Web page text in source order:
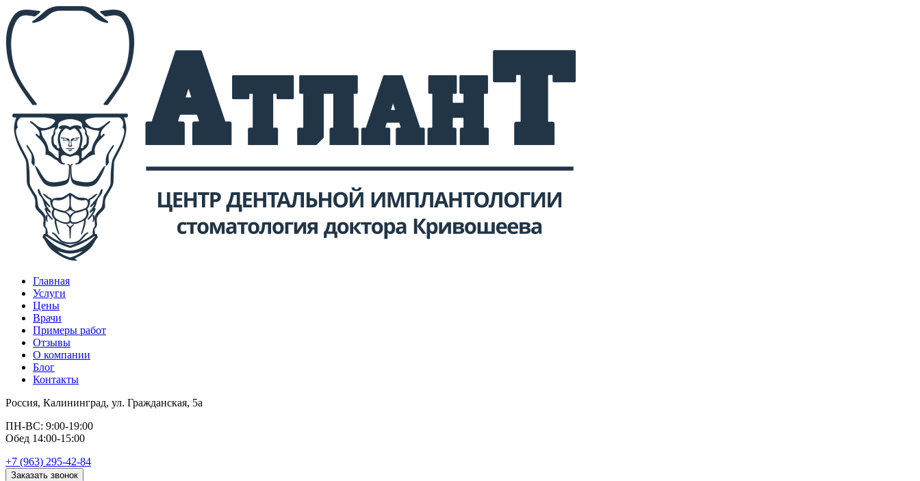
Главная
Услуги
Цены
Врачи
Примеры работ
Отзывы
О компании
Блог
Контакты
Россия, Калининград, ул. Гражданская, 5а
ПН-ВС: 9:00-19:00
Обед 14:00-15:00
+7 (963) 295-42-84
Заказать звонок